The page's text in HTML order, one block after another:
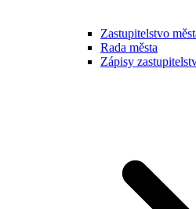
Zastupitelstvo
Rada města
Zápisy